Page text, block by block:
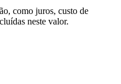
como juros, custo de
neste valor.